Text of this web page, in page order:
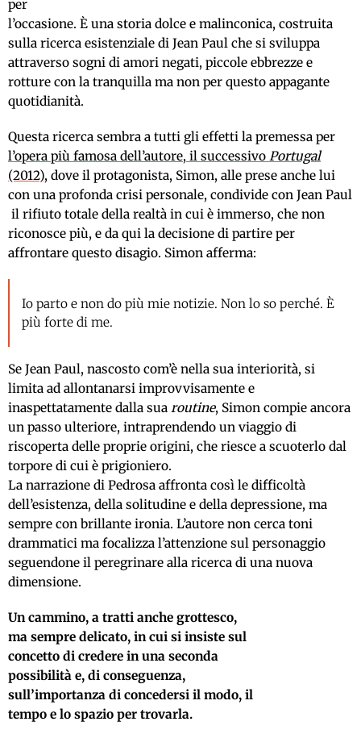
per
l’occasione. È una storia dolce e malinconica, costruita
sulla ricerca esistenziale di Jean Paul che si sviluppa
attraverso sogni di amori negati, piccole ebbrezze e
rotture con la tranquilla ma non per questo appagante
quotidianità.
Questa ricerca sembra a tutti gli effetti la premessa per
l’opera più famosa dell’autore, il successivo Portugal
(2012), dove il protagonista, Simon, alle prese anche lui
con una profonda crisi personale, condivide con Jean Paul
il rifiuto totale della realtà in cui è immerso, che non
riconosce più, e da qui la decisione di partire per
affrontare questo disagio. Simon afferma:
Io parto e non do più mie notizie. Non lo so perché. È
più forte di me.
Se Jean Paul, nascosto com’è nella sua interiorità, si
limita ad allontanarsi improvvisamente e
inaspettatamente dalla sua routine, Simon compie ancora
un passo ulteriore, intraprendendo un viaggio di
riscoperta delle proprie origini, che riesce a scuoterlo dal
torpore di cui è prigioniero.
La narrazione di Pedrosa affronta così le difficoltà
dell’esistenza, della solitudine e della depressione, ma
sempre con brillante ironia. L’autore non cerca toni
drammatici ma focalizza l’attenzione sul personaggio
seguendone il peregrinare alla ricerca di una nuova
dimensione.
Un cammino, a tratti anche grottesco,
ma sempre delicato, in cui si insiste sul
concetto di credere in una seconda
possibilità e, di conseguenza,
sull’importanza di concedersi il modo, il
tempo e lo spazio per trovarla.